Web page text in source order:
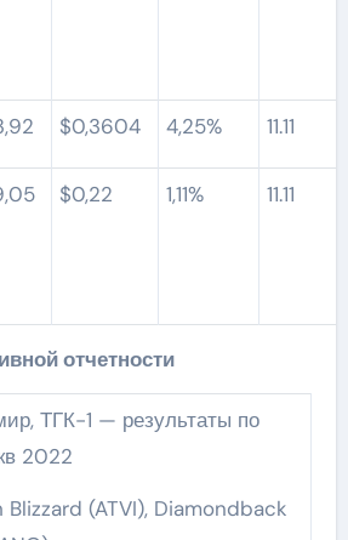
$0,3604 4,25% 11.11
$0,22 1,11% 11.11
отчетности
2022
(ATVI), Diamondback